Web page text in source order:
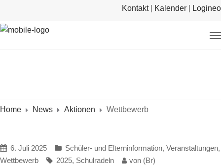
Kontakt| Kalender Logineo
Home News Aktionen Wettbewerb
6. Juli 2025 Schüler- und Elterninformation, Veranstaltungen,
Wettbewerb
2025, Schulradeln von (Br)